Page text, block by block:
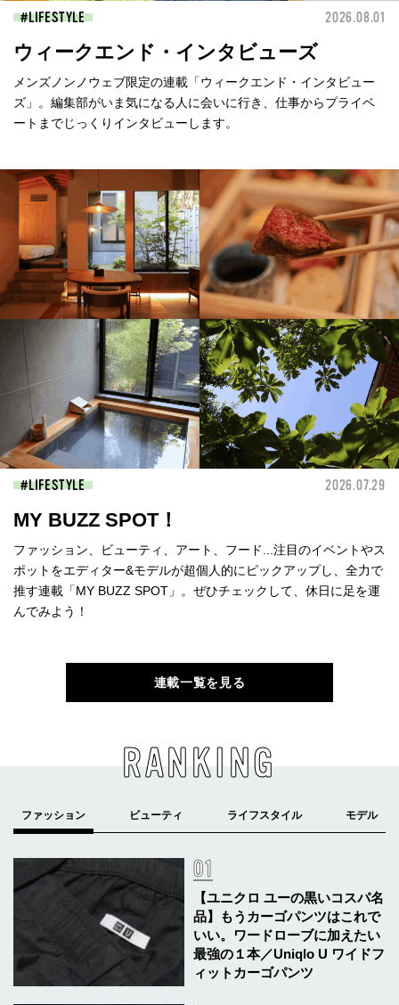
LIFESTYLE 2026.08.01
ウィークエンド・インタビューズ
メンズノンノウェブ限定の連載「ウィークエンド・インタビュー
ズ」。編集部がいま気になる人に会いに行き、仕事からプライベ
ートまでじっくりインタビューします。
LIFESTYLE 2026.07.29
MY BUZZ SPOT！
ファッション、ビューティ、アート、フード...注目のイベントやス
ポットをエディター&モデルが超個人的にピックアップし、全力で
推す連載「MY BUZZ SPOT」。ぜひチェックして、休日に足を運
んでみよう！
連載一覧を見る
RANKING
【ユニクロ ユーの黒いコスパ名
品】もうカーゴパンツはこれで
いい。ワードローブに加えたい
最強の１本／Uniqlo U ワイドフ
ィットカーゴパンツ